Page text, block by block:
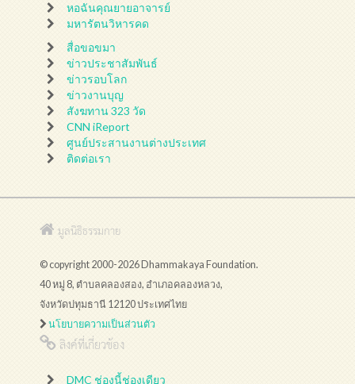
หอฉันคุณยายอาจารย์
มหารัตนวิหารคด
สื่อขอขมา
ข่าวประชาสัมพันธ์
ข่าวรอบโลก
ข่าวงานบุญ
สังฆทาน 323 วัด
CNN iReport
ศูนย์ประสานงานต่างประเทศ
ติดต่อเรา
มูลนิธิธรรมกาย
© copyright 2000-2026 Dhammakaya Foundation.
40 หมู่ 8, ตำบลคลองสอง, อำเภอคลองหลวง,
จังหวัดปทุมธานี 12120 ประเทศไทย
นโยบายความเป็นส่วนตัว
ลิงค์ที่เกี่ยวข้อง
DMC ช่องนี้ช่องเดียว